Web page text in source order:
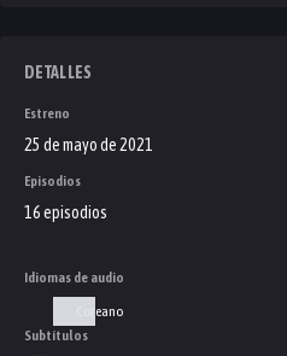
ha tenido novio en su vida, ahora vive con
DETALLES
Estreno
25 de mayo de 2021
Episodios
16 episodios
Idiomas de audio
Coreano
Subtítulos